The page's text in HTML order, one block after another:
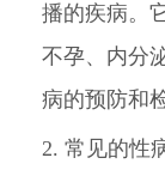
播的疾病。
不孕、内分
病的预防和
2. 常见的性